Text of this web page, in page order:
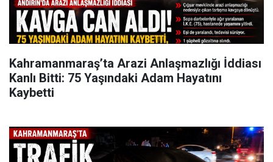
Kahramanmaraş’ta Arazi Anlaşmazlığı İddiası
Kanlı Bitti: 75 Yaşındaki Adam Hayatını
Kaybetti